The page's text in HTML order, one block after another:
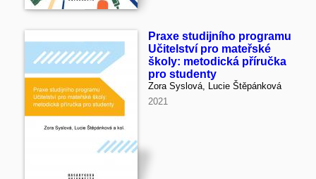
Praxe studijního programu
Učitelství pro mateřské
školy: metodická příručka
pro studenty
Zora Syslová, Lucie Štěpánková
2021